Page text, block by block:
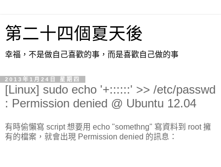
第二十四個夏天後
幸福，不是做自己喜歡的事，而是喜歡自己做的事
2013年1月24日 星期四
[Linux] sudo echo '+::::::' >> /etc/passwd
: Permission denied @ Ubuntu 12.04
有時偷懶寫 script 想要用 echo "somethng" 寫資料到 root 擁
有的檔案，就會出現 Permission denied 的訊息：